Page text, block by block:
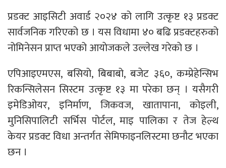
प्रडक्ट आइसिटी अवार्ड २०२४ को लागि उत्कृष्ट १३ प्रडक्ट
सार्वजनिक गरिएको छ । यस विधामा ४० बढि प्रडक्टहरुको
नोमिनेसन प्राप्त भएको आयाेजकले उल्लेख गरेकाे छ ।
एपिआइएमएस, बसियो, बिबाबो, बजेट ३६०, कम्प्रेहेन्सिभ
रिकन्सिलेसन सिस्टम उत्कृष्ट १३ मा परेका छन् । यसैगरी
इमेडिओयर, इनिर्माण, जिकवज, खातापाना, कोइली,
मुनिसिपालिटी सर्भिस पोर्टल, माइ पालिका र तेज हेल्थ
केयर प्रडक्ट विधा अन्तर्गत सेमिफाइनलिस्टमा छनौट भएका
छन ।